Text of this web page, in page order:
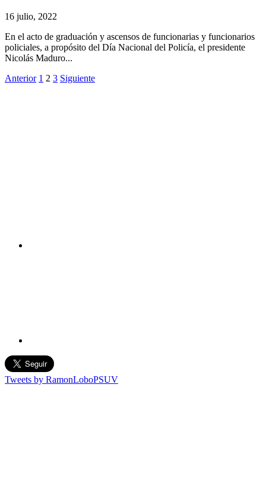
16 julio, 2022
En el acto de graduación y ascensos de funcionarias y funcionarios
policiales, a propósito del Día Nacional del Policía, el presidente
Nicolás Maduro...
Anterior 1 2 3 Siguiente
Tweets by RamonLoboPSUV